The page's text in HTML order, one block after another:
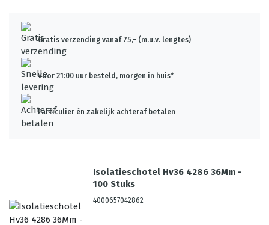
Gratis verzending vanaf 75,- (m.u.v. lengtes)
Voor 21:00 uur besteld, morgen in huis*
Particulier én zakelijk achteraf betalen
Isolatieschotel Hv36 4286 36Mm -
100 Stuks
4000657042862